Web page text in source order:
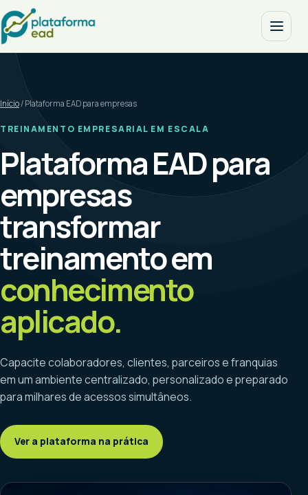
Início / Plataforma EAD para empresas
TREINAMENTO EMPRESARIAL EM ESCALA
Plataforma EAD para
empresas
transformar
treinamento em
conhecimento
aplicado.
Capacite colaboradores, clientes, parceiros e franquias
em um ambiente centralizado, personalizado e preparado
para milhares de acessos simultâneos.
Ver a plataforma na prática